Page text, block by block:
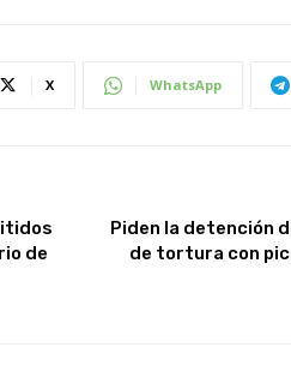
X WhatsApp
de
Piden la detención
de tortura con